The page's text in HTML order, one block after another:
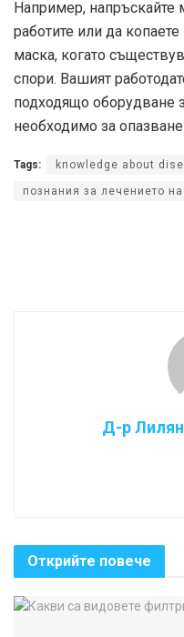
Например, напръскайте
работите или да
маска, когато
спори. Вашият
подходящо оборудване
необходимо за
Tags: knowledge about
познания за лечението на
Д-р
Открийте повече